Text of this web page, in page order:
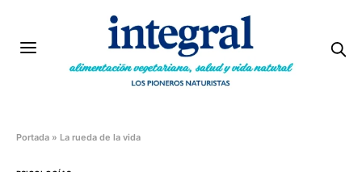
Portada » La rueda de la vida